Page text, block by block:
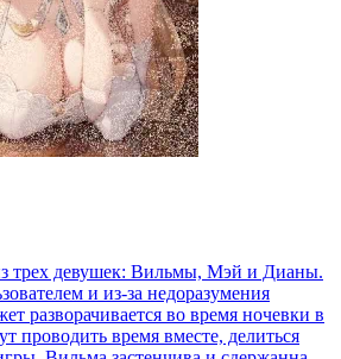
трех девушек: Вильмы, Мэй и Дианы.
и из-за недоразумения
разворачивается во время ночевки в
проводить время вместе, делиться